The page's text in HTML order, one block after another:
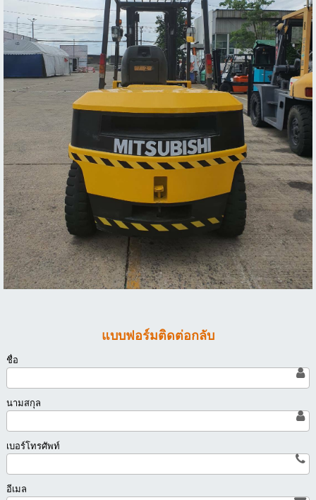
แบบฟอร์มติดต่อกลับ
ชื่อ
นามสกุล
เบอร์โทรศัพท์
อีเมล